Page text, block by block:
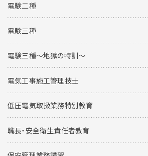
電験二種
電験三種
電験三種〜地獄の特訓〜
電気工事施工管理技士
低圧電気取扱業務特別教育
職長・安全衛生責任者教育